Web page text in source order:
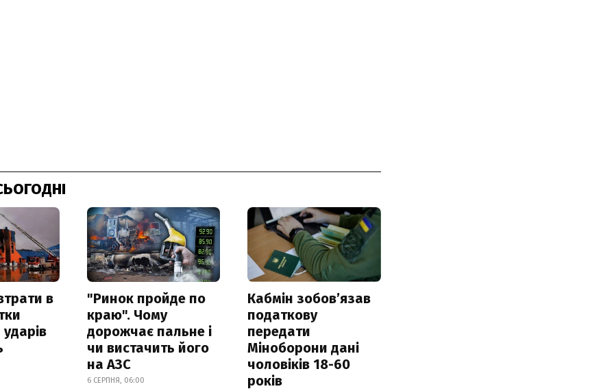
в
"Ринок пройде по
краю". Чому
дорожчає пальне і
чи вистачить його
на АЗС
6 СЕРПНЯ, 06:00
Кабмін зобовʼязав
податкову
передати
Міноборони дані
чоловіків 18-60
років